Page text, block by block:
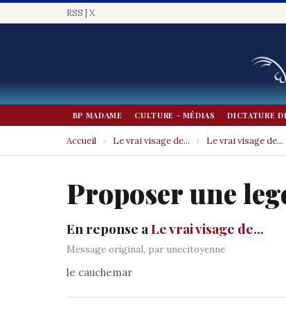
RSS | X
BP MADAME CULTURE - MÉDIAS DICTATURE
Accueil › Le vrai visage de... › Le vrai visage de...
Proposer une
En reponse aLe vrai visage de...
Message original, par unecitoyenne
le cauchemar